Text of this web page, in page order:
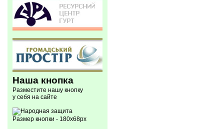
Наша кнопка
Разместите нашу кнопку
у себя на сайте
Размер кнопки - 180x68px